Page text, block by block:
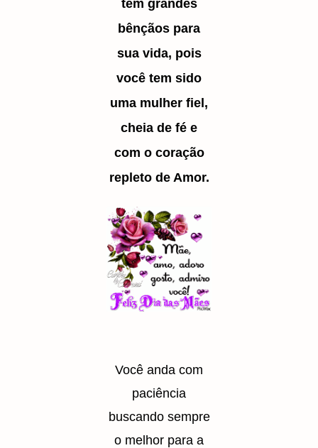
tem grandes
bênçãos para
sua vida, pois
você tem sido
uma mulher fiel,
cheia de fé e
com o coração
repleto de Amor.
Você anda com
paciência
buscando sempre
o melhor para a